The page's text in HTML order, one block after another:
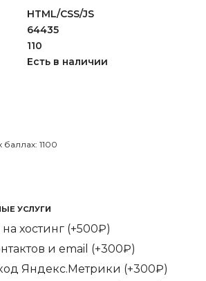
HTML/CSS/JS
64435
110
Есть в наличии
1100
УСЛУГИ
хостинг (+500₽)
и email (+300₽)
Яндекс.Метрики (+300₽)